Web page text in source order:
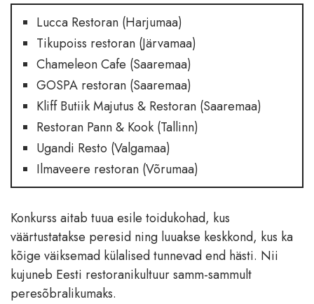
Lucca Restoran (Harjumaa)
Tikupoiss restoran (Järvamaa)
Chameleon Cafe (Saaremaa)
GOSPA restoran (Saaremaa)
Kliff Butiik Majutus & Restoran (Saaremaa)
Restoran Pann & Kook (Tallinn)
Ugandi Resto (Valgamaa)
Ilmaveere restoran (Võrumaa)
Konkurss aitab tuua esile toidukohad, kus
väärtustatakse peresid ning luuakse keskkond, kus ka
kõige väiksemad külalised tunnevad end hästi. Nii
kujuneb Eesti restoranikultuur samm-sammult
peresõbralikumaks.